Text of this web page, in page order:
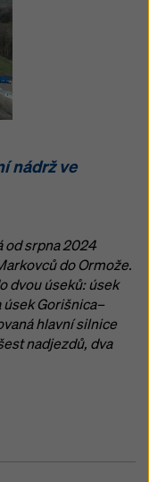
nádrž ve
od srpna 2024
do Ormože.
dvou úseků: úsek
Gorišnica–
hlavní silnice
nadjezdů, dva